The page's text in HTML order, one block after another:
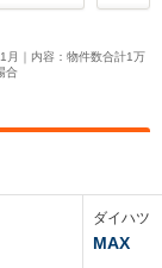
月｜内容：物件数合計1万
合
ダイハツ
MAX